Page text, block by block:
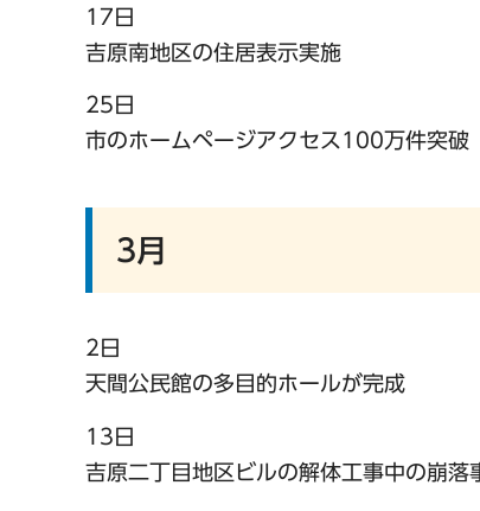
17日
吉原南地区の住居表示実施
25日
市のホームページアクセス100万件突破
3月
2日
天間公民館の多目的ホールが完成
13日
吉原二丁目地区ビルの解体工事中の崩